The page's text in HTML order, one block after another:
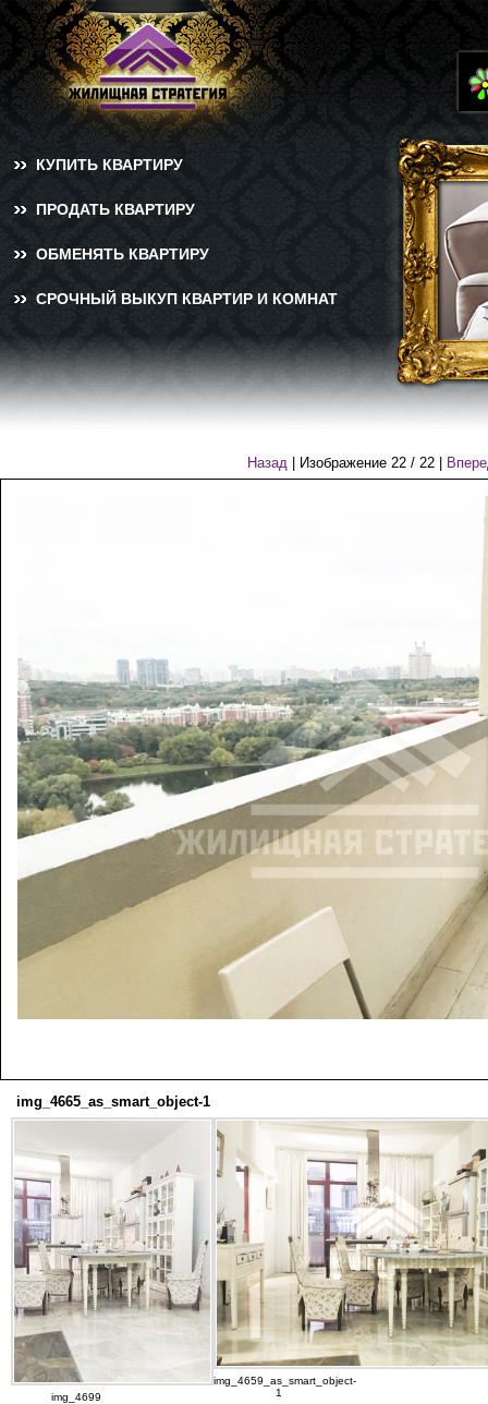
КУПИТЬ КВАРТИРУ
ПРОДАТЬ КВАРТИРУ
ОБМЕНЯТЬ КВАРТИРУ
СРОЧНЫЙ ВЫКУП КВАРТИР И КОМНАТ
Назад | Изображение 22 / 22
img_4665_as_smart_object-1
img_4699
img_4659_as_smart_object-
1